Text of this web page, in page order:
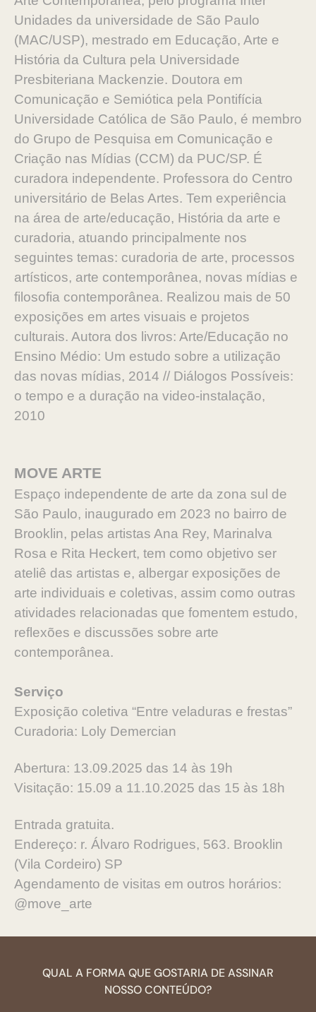
Unidades da universidade de São Paulo
(MAC/USP), mestrado em Educação, Arte e
História da Cultura pela Universidade
Presbiteriana Mackenzie. Doutora em
Comunicação e Semiótica pela Pontifícia
Universidade Católica de São Paulo, é membro
do Grupo de Pesquisa em Comunicação e
Criação nas Mídias (CCM) da PUC/SP. É
curadora independente. Professora do Centro
universitário de Belas Artes. Tem experiência
na área de arte/educação, História da arte e
curadoria, atuando principalmente nos
seguintes temas: curadoria de arte, processos
artísticos, arte contemporânea, novas mídias e
filosofia contemporânea. Realizou mais de 50
exposições em artes visuais e projetos
culturais. Autora dos livros: Arte/Educação no
Ensino Médio: Um estudo sobre a utilização
das novas mídias, 2014 // Diálogos Possíveis:
o tempo e a duração na video-instalação,
2010
MOVE ARTE
Espaço independente de arte da zona sul de
São Paulo, inaugurado em 2023 no bairro de
Brooklin, pelas artistas Ana Rey, Marinalva
Rosa e Rita Heckert, tem como objetivo ser
ateliê das artistas e, albergar exposições de
arte individuais e coletivas, assim como outras
atividades relacionadas que fomentem estudo,
reflexões e discussões sobre arte
contemporânea.
Serviço
Exposição coletiva “Entre veladuras e frestas”
Curadoria: Loly Demercian
Abertura: 13.09.2025 das 14 às 19h
Visitação: 15.09 a 11.10.2025 das 15 às 18h
Entrada gratuita.
Endereço: r. Álvaro Rodrigues, 563. Brooklin
(Vila Cordeiro) SP
Agendamento de visitas em outros horários:
@move_arte
QUAL A FORMA QUE GOSTARIA DE ASSINAR
NOSSO CONTEÚDO?